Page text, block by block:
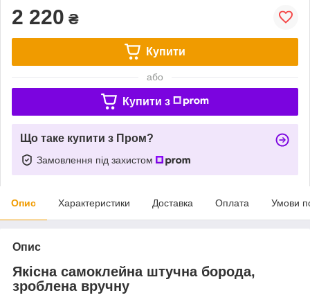
2 220 ₴
Купити
або
Купити з
Що таке купити з Пром?
Замовлення під захистом
Опис Характеристики Доставка Оплата Умови
Опис
Якісна самоклейна штучна борода,
зроблена вручну